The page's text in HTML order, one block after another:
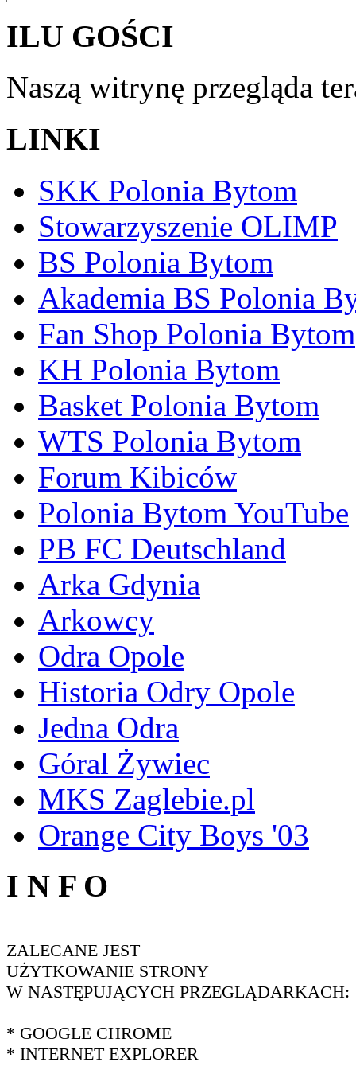
ILU GOŚCI
Naszą witrynę przegląda
LINKI
SKK Polonia Bytom
Stowarzyszenie OLIMP
BS Polonia Bytom
Akademia BS Polonia
Fan Shop Polonia Bytom
KH Polonia Bytom
Basket Polonia Bytom
WTS Polonia Bytom
Forum Kibiców
Polonia Bytom YouTube
PB FC Deutschland
Arka Gdynia
Arkowcy
Odra Opole
Historia Odry Opole
Jedna Odra
Góral Żywiec
MKS Zaglebie.pl
Orange City Boys '03
I N F O
ZALECANE JEST
UŻYTKOWANIE STRONY
W NASTĘPUJĄCYCH PRZEGLĄDARKACH:
* GOOGLE CHROME
* INTERNET EXPLORER